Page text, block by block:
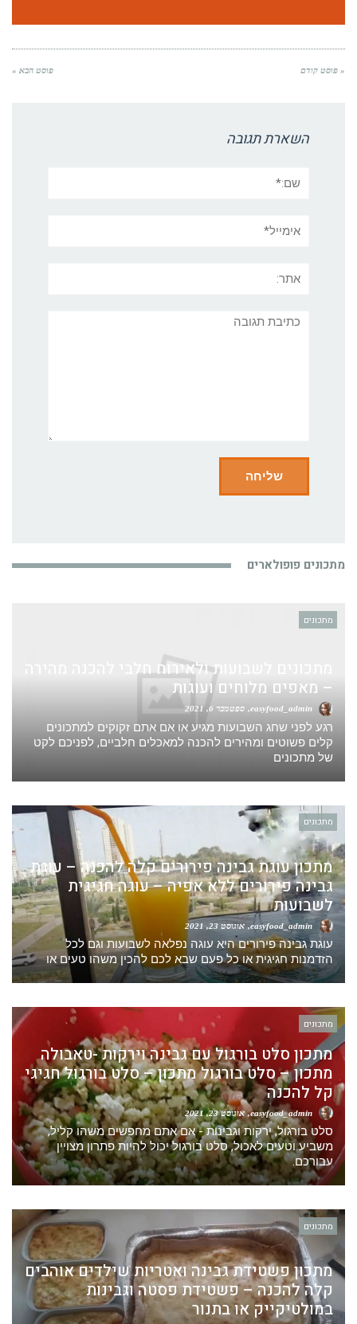
« פוסט קודם פוסט הבא »
השארת תגובה
תגובה
מתכונים פופולארים
מתכונים
מתכונים לשבועות ולאירוח חלבי להכנה מהירה
– מאפים מלוחים ועוגות
ספטמבר 6, 2021
רגע לפני שחג השבועות מגיע או אם אתם זקוקים למתכונים
קלים פשוטים ומהירים להכנה למאכלים חלביים, לפניכם לקט
של מתכונים
מתכונים
מתכון עוגת גבינה פירורים קלה להכנה – עוגת
גבינה פירורים ללא אפיה – עוגה חגיגית
לשבועות
אוגוסט 23, 2021
עוגת גבינה פירורים היא עוגה נפלאה לשבועות וגם לכל
הזדמנות חגיגית או כל פעם שבא לכם להכין משהו טעים או
מתכונים
מתכון סלט בורגול עם גבינה וירקות -טאבולה
מתכון – סלט בורגול מתכון – סלט בורגול חגיגי
קל להכנה
אוגוסט 23, 2021
סלט בורגול, ירקות וגבינות - אם אתם מחפשים משהו קליל,
משביע וטעים לאכול, סלט בורגול יכול להיות פתרון מצויין
עבורכם.
מתכונים
מתכון פשטידת גבינה ואטריות שילדים אוהבים
קלה להכנה – פשטידת פסטה וגבינות
במולטיקייק או בתנור